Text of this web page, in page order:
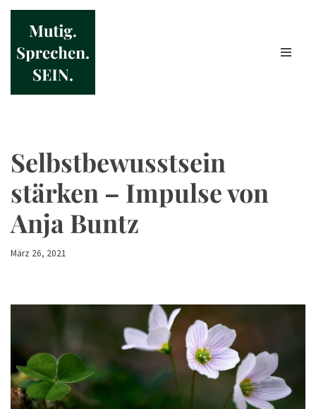
Zum
Inhalt
springen
Selbstbewusstsein
stärken – Impulse von
Anja Buntz
März 26, 2021